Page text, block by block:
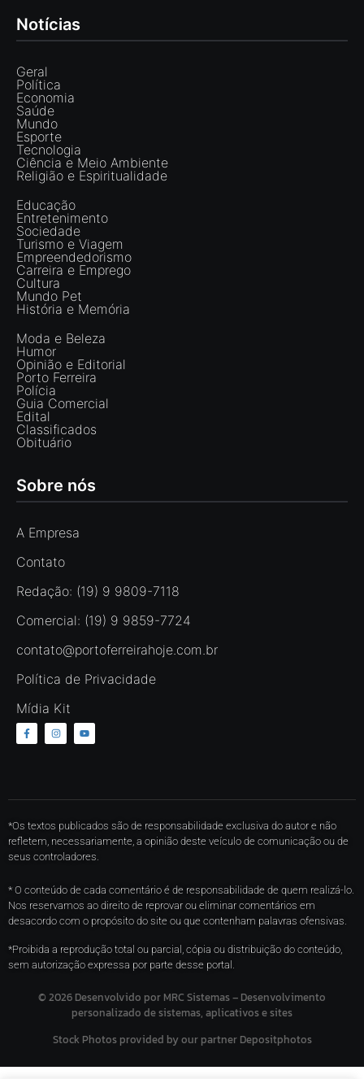
Notícias
Geral
Política
Economia
Saúde
Mundo
Esporte
Tecnologia
Ciência e Meio Ambiente
Religião e Espiritualidade
Educação
Entretenimento
Sociedade
Turismo e Viagem
Empreendedorismo
Carreira e Emprego
Cultura
Mundo Pet
História e Memória
Moda e Beleza
Humor
Opinião e Editorial
Porto Ferreira
Polícia
Guia Comercial
Edital
Classificados
Obituário
Sobre nós
A Empresa
Contato
Redação: (19) 9 9809-7118
Comercial: (19) 9 9859-7724
contato@portoferreirahoje.com.br
Política de Privacidade
Mídia Kit
*Os textos publicados são de responsabilidade exclusiva do autor e não
refletem, necessariamente, a opinião deste veículo de comunicação ou de
seus controladores.
* O conteúdo de cada comentário é de responsabilidade de quem realizá-lo.
Nos reservamos ao direito de reprovar ou eliminar comentários em
desacordo com o propósito do site ou que contenham palavras ofensivas.
*Proibida a reprodução total ou parcial, cópia ou distribuição do conteúdo,
sem autorização expressa por parte desse portal.
© 2026 Desenvolvido por MRC Sistemas – Desenvolvimento
personalizado de sistemas, aplicativos e sites
Stock Photos provided by our partner Depositphotos